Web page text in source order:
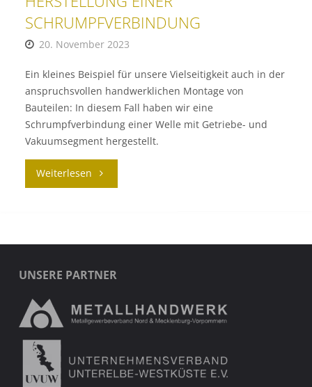
SCHRUMPFVERBINDUNG
20. November 2023
Ein kleines Beispiel für unsere Vielseitigkeit auch in der
anspruchsvollen handwerklichen Montage von
Bauteilen: In diesem Fall haben wir eine
Schrumpfverbindung einer Welle mit Getriebe- und
Vakuumsegment hergestellt.
Weiterlesen "PRAXISBEISPIEL
UNSERE PARTNER